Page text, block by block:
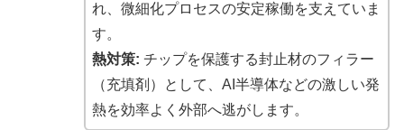
れ、微細化プロセスの安定稼働を支えていま
す。
熱対策: チップを保護する封止材のフィラー
（充填剤）として、AI半導体などの激しい発
熱を効率よく外部へ逃がします。